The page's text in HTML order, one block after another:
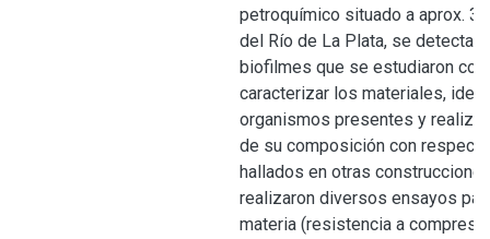
petroquímico situado a aprox. 3
del Río de La Plata, se
biofilmes que se estudiaron con
caracterizar los materiales,
organismos presentes y realizar
de su composición con
hallados en otras
realizaron diversos ensayos
materia (resistencia a